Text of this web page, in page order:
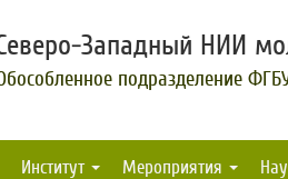
Западный НИИ
подразделение
Институт Мероприятия